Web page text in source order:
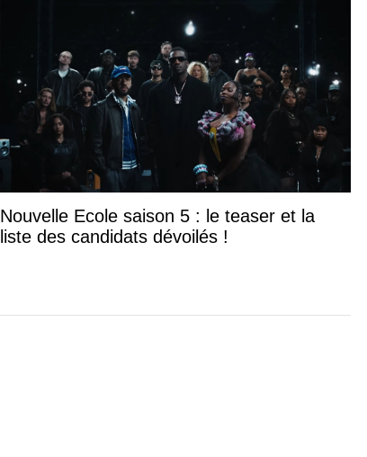
Nouvelle Ecole saison 5 : le teaser et la
liste des candidats dévoilés !